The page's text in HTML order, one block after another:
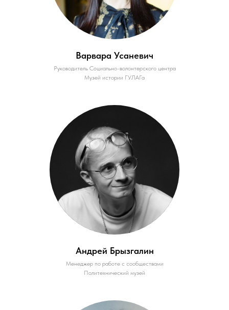
Варвара Усаневич
Руководитель Социально-волонтерского центра
Музей истории ГУЛАГа
Андрей Брызгалин
Менеджер по работе с сообществами
Политехнический музей